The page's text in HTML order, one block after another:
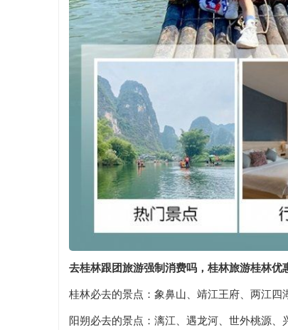
去桂林跟团旅游强制消费吗，桂林旅游桂林优
桂林必去的景点：象鼻山、靖江王府、两江四
阳朔必去的景点：漓江、遇龙河、世外桃源